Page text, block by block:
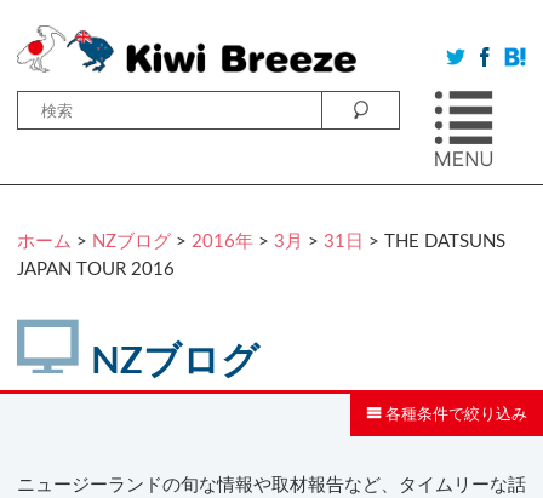
ホーム > NZブログ > 2016年 > 3月 > 31日 > THE DATSUNS
JAPAN TOUR 2016
NZブログ
各種条件で絞り込み
ニュージーランドの旬な情報や取材報告など、タイムリーな話